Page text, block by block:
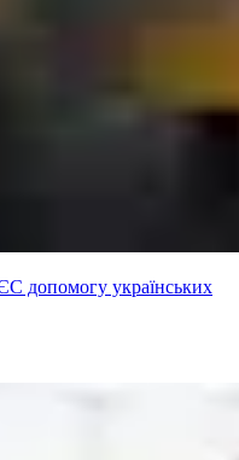
допомогу українських